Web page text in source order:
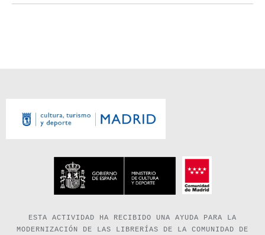
ESTA ACTIVIDAD HA RECIBIDO UNA AYUDA PARA LA
MODERNIZACIÓN DE LAS LIBRERÍAS DE LA COMUNIDAD DE